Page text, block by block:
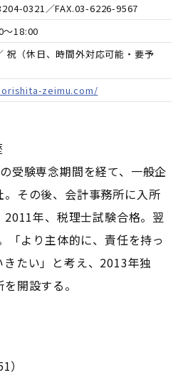
0321 ／FAX.03-6226-9567
～18:00
祝（休日、時間外対応可能・要予
zeimu.com/
受験専念期間を経て、一般企
その後、会計事務所に入所
2011年、税理士試験合格。翌
「より主体的に、責任を持っ
たい」と考え、2013年独
開設する。
）